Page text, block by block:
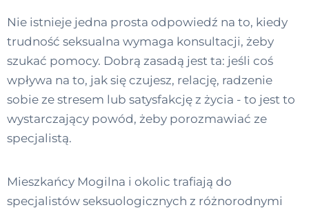
Nie istnieje jedna prosta odpowiedź na to, kiedy
trudność seksualna wymaga konsultacji, żeby
szukać pomocy. Dobrą zasadą jest ta: jeśli coś
wpływa na to, jak się czujesz, relację, radzenie
sobie ze stresem lub satysfakcję z życia - to jest to
wystarczający powód, żeby porozmawiać ze
specjalistą.
Mieszkańcy Mogilna i okolic trafiają do
specjalistów seksuologicznych z różnorodnymi